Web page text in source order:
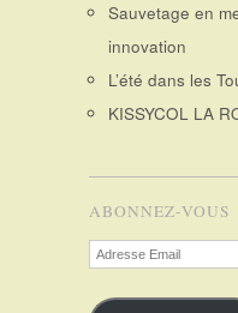
Sauvetage en
innovation
L’été dans les
KISSYCOL LA
ABONNEZ-
Adresse
Email